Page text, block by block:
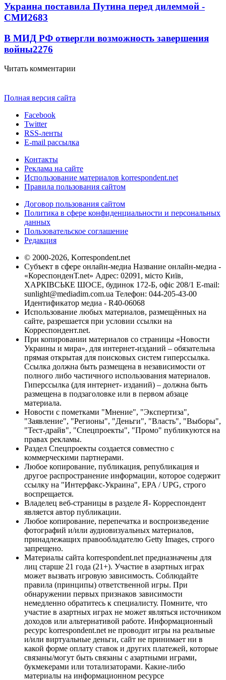
Украина поставила Путина перед дилеммой -
СМИ2683
В МИД РФ отвергли возможность завершения
войны2276
Читать комментарии
Полная версия сайта
Facebook
Twitter
RSS-ленты
E-mail рассылка
Контакты
Реклама на сайте
Использование материалов korrespondent.net
Правила пользования сайтом
Договор пользования сайтом
Политика в сфере конфиденциальности и персональных
данных
Пользовательское соглашение
Редакция
© 2000-2026, Korrespondent.net
Субъект в сфере онлайн-медиа Название онлайн-медиа -
«КореспонденТ.net» Адрес: 02091, місто Київ,
ХАРКІВСЬКЕ ШОСЕ, будинок 172-Б, офіс 208/1 E-mail:
sunlight@mediadim.com.ua Телефон: 044-205-43-00
Идентификатор медиа - R40-06068
Использование любых материалов, размещённых на
сайте, разрешается при условии ссылки на
Корреспондент.net.
При копировании материалов со страницы «Новости
Украины и мира», для интернет-изданий – обязательна
прямая открытая для поисковых систем гиперссылка.
Ссылка должна быть размещена в независимости от
полного либо частичного использования материалов.
Гиперссылка (для интернет- изданий) – должна быть
размещена в подзаголовке или в первом абзаце
материала.
Новости с пометками "Мнение", "Экспертиза",
"Заявление", "Регионы", "Деньги", "Власть", "Выборы",
"Тест-драйв", "Спецпроекты", "Промо" публикуются на
правах рекламы.
Раздел Спецпроекты создается совместно с
коммерческими партнерами.
Любое копирование, публикация, републикация и
другое распространение информации, которое содержит
ссылку на "Интерфакс-Украина", EPA / UPG, строго
воспрещается.
Владелец веб-страницы в разделе Я- Корреспондент
является автор публикации.
Любое копирование, перепечатка и воспроизведение
фотографий и/или аудиовизуальных материалов,
принадлежащих правообладателю Getty Images, строго
запрещено.
Материалы сайта korrespondent.net предназначены для
лиц старше 21 года (21+). Участие в азартных играх
может вызвать игровую зависимость. Соблюдайте
правила (принципы) ответственной игры. При
обнаружении первых признаков зависимости
немедленно обратитесь к специалисту. Помните, что
участие в азартных играх не может являться источником
доходов или альтернативой работе. Информационный
ресурс korrespondent.net не проводит игры на реальные
и/или виртуальные деньги, сайт не принимает ни в
какой форме оплату ставок и других платежей, которые
связаны/могут быть связаны с азартными играми,
букмекерами или тотализаторами. Какие-либо
материалы на информационном ресурсе